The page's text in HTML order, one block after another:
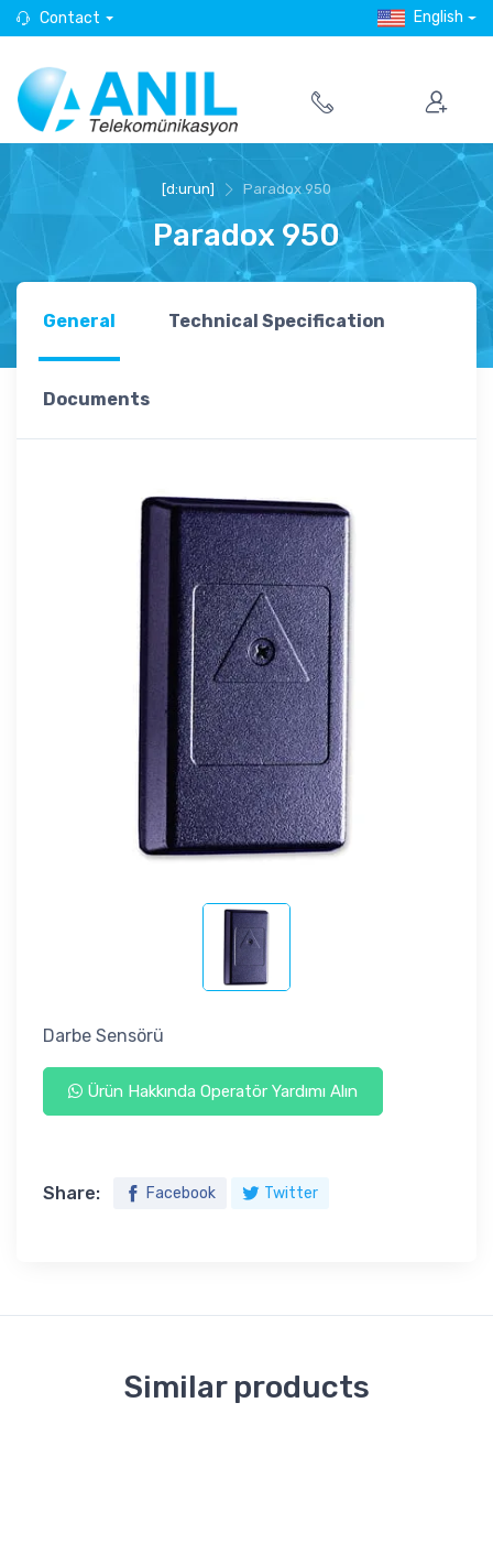
Contact English
[d:urun] Paradox 950
Paradox 950
General Technical Specification
Documents
Darbe Sensörü
Ürün Hakkında Operatör Yardımı Alın
Share: Facebook Twitter
Similar products